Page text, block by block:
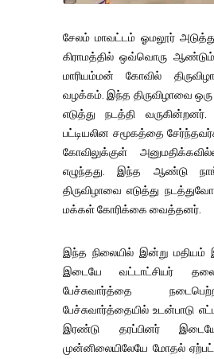
சேலம் மாவட்டம் ஓமலூர்
கிராமத்தில் ஒவ்வொரு ஆண்டும்
மாரியம்மன் கோவில்
வழக்கம். இந்த திருவிழாவை ஒரு
எடுத்து நடத்தி
பட்டியலின சமூகத்தை
கோவிலுக்குள்
எழுந்தது. இந்த ஆண்டு
திருவிழாவை எடுத்து
மக்கள் கோரிக்கை வைத்தனர்.
இந்த நிலையில் இன்று மதியம்
இடையே வட்டாட்சியர்
பேச்சுவார்த்தை
பேச்சுவார்த்தையில் உடன்பாடு
இரண்டு தரப்பினர்
முன்னிலையிலேயே மோதல்